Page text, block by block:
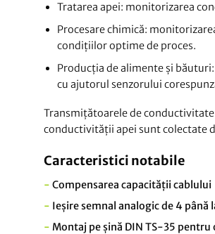
Tratarea apei: monitorizarea
Procesare chimică:
condițiilor optime de proces.
Producția de alimente și
cu ajutorul senzorului
Transmițătoarele de
conductivității apei sunt colectate
Caracteristici notabile
- Compensarea capacității cablului
- Ieșire semnal analogic de 4 până
- Montaj pe șină DIN TS-35